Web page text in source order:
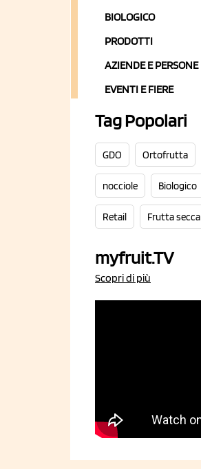
BIOLOGICO
PRODOTTI
AZIENDE E PERSONE
EVENTI E FIERE
Tag Popolari
GDO Ortofrutta
nocciole Biologico
Retail Frutta secca
myfruit.TV
Scopri di più